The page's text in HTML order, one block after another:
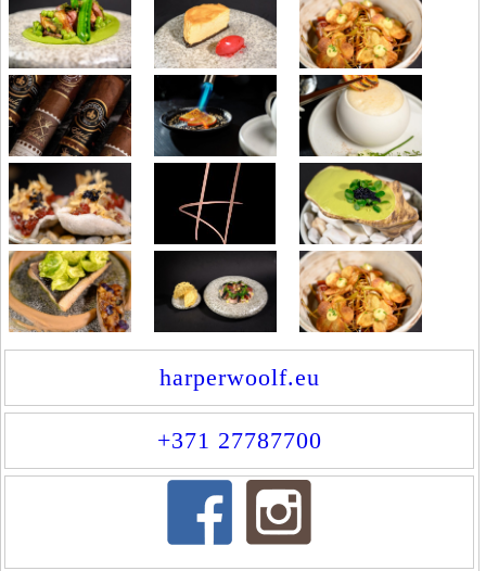
harperwoolf.eu
+371 27787700